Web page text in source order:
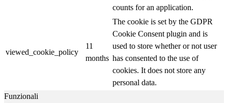
counts for an application.
viewed_cookie_policy
11
months
The cookie is set by the GDPR
Cookie Consent plugin and is
used to store whether or not user
has consented to the use of
cookies. It does not store any
personal data.
Funzionali